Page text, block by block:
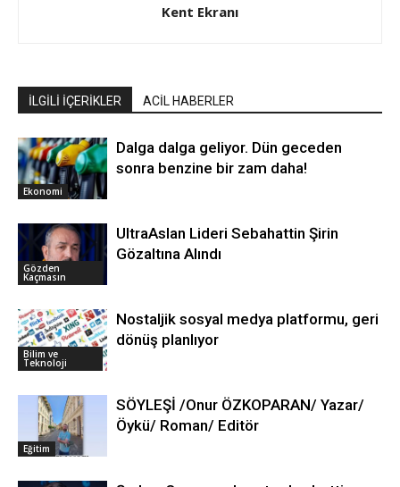
Kent Ekranı
İLGİLİ İÇERİKLER ACİL HABERLER
Ekonomi
Dalga dalga geliyor. Dün geceden
sonra benzine bir zam daha!
Gözden
Kaçmasın
UltraAslan Lideri Sebahattin Şirin
Gözaltına Alındı
Bilim ve
Teknoloji
Nostaljik sosyal medya platformu, geri
dönüş planlıyor
Eğitim
SÖYLEŞİ /Onur ÖZKOPARAN/ Yazar/
Öykü/ Roman/ Editör